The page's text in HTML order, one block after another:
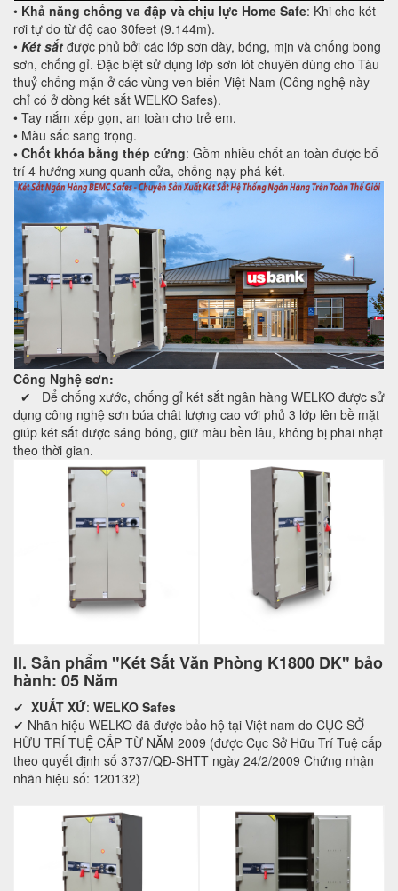
• Khả năng chống va đập và chịu lực Home Safe: Khi cho két
rơi tự do từ độ cao 30feet (9.144m).
• Két sắt được phủ bởi các lớp sơn dày, bóng, mịn và chống bong
sơn, chống gỉ. Đặc biệt sử dụng lớp sơn lót chuyên dùng cho Tàu
thuỷ chống mặn ở các vùng ven biển Việt Nam (Công nghệ này
chỉ có ở dòng két sắt WELKO Safes).
• Tay nắm xếp gọn, an toàn cho trẻ em.
• Màu sắc sang trọng.
• Chốt khóa bằng thép cứng: Gồm nhiều chốt an toàn được bố
trí 4 hướng xung quanh cửa, chống nạy phá két.
Công Nghệ sơn:
✔ Để chống xước, chống gỉ két sắt ngân hàng WELKO được sử
dụng công nghệ sơn búa chât lượng cao với phủ 3 lớp lên bề mặt
giúp két sắt được sáng bóng, giữ màu bền lâu, không bị phai nhạt
theo thời gian.
II. Sản phẩm "Két Sắt Văn Phòng K1800 DK" bảo
hành: 05 Năm
✔ XUẤT XỨ: WELKO Safes
✔ Nhãn hiệu WELKO đã được bảo hộ tại Việt nam do CỤC SỞ
HỮU TRÍ TUỆ CẤP TỪ NĂM 2009 (được Cục Sở Hữu Trí Tuệ cấp
theo quyết định số 3737/QĐ-SHTT ngày 24/2/2009 Chứng nhận
nhãn hiệu số: 120132)